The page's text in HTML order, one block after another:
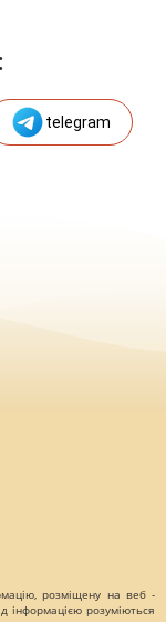
telegram
розміщену на веб -
інформацією розуміються